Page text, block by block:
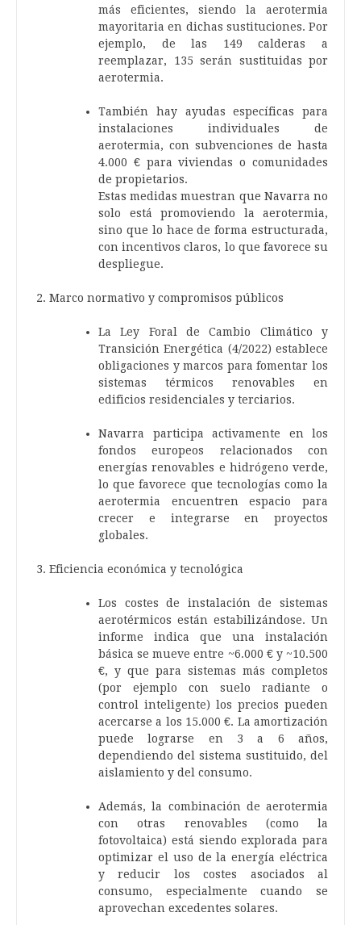
más eficientes, siendo la aerotermia
mayoritaria en dichas sustituciones. Por
ejemplo, de las 149 calderas a
reemplazar, 135 serán sustituidas por
aerotermia.
También hay ayudas específicas para
instalaciones individuales de
aerotermia, con subvenciones de hasta
4.000 € para viviendas o comunidades
de propietarios.
Estas medidas muestran que Navarra no
solo está promoviendo la aerotermia,
sino que lo hace de forma estructurada,
con incentivos claros, lo que favorece su
despliegue.
Marco normativo y compromisos públicos
La Ley Foral de Cambio Climático y
Transición Energética (4/2022) establece
obligaciones y marcos para fomentar los
sistemas térmicos renovables en
edificios residenciales y terciarios.
Navarra participa activamente en los
fondos europeos relacionados con
energías renovables e hidrógeno verde,
lo que favorece que tecnologías como la
aerotermia encuentren espacio para
crecer e integrarse en proyectos
globales.
Eficiencia económica y tecnológica
Los costes de instalación de sistemas
aerotérmicos están estabilizándose. Un
informe indica que una instalación
básica se mueve entre ~6.000 € y ~10.500
€, y que para sistemas más completos
(por ejemplo con suelo radiante o
control inteligente) los precios pueden
acercarse a los 15.000 €. La amortización
puede lograrse en 3 a 6 años,
dependiendo del sistema sustituido, del
aislamiento y del consumo.
Además, la combinación de aerotermia
con otras renovables (como la
fotovoltaica) está siendo explorada para
optimizar el uso de la energía eléctrica
y reducir los costes asociados al
consumo, especialmente cuando se
aprovechan excedentes solares.